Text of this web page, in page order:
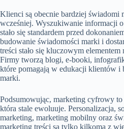
Klienci są obecnie bardziej
wcześniej. Wyszukiwanie informacji o
stało się standardem przed
budowanie świadomości marki i
treści stało się kluczowym
Firmy tworzą blogi, e-booki,
które pomagają w edukacji klientów i
marki.
Podsumowując, marketing cyfrowy
która stale ewoluuje. Personalizacja,
marketing, marketing mobilny oraz
marketing treści są tylko kilkoma z